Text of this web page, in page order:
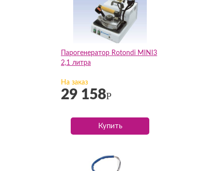
Парогенератор Rotondi MINI3
2,1 литра
На заказ
29 158Р
Купить